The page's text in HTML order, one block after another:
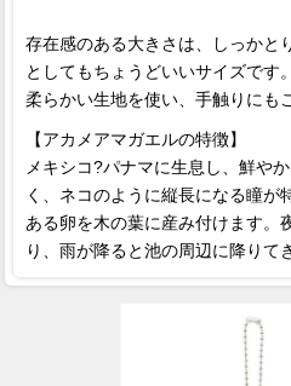
存在感のある大きさは、しっかと
としてもちょうどいいサイズです。
柔らかい生地を使い、手触りにも
【アカメアマガエルの特徴】
メキシコ?パナマに生息し、鮮や
く、ネコのように縦長になる瞳が
ある卵を木の葉に産み付けます。
り、雨が降ると池の周辺に降りて